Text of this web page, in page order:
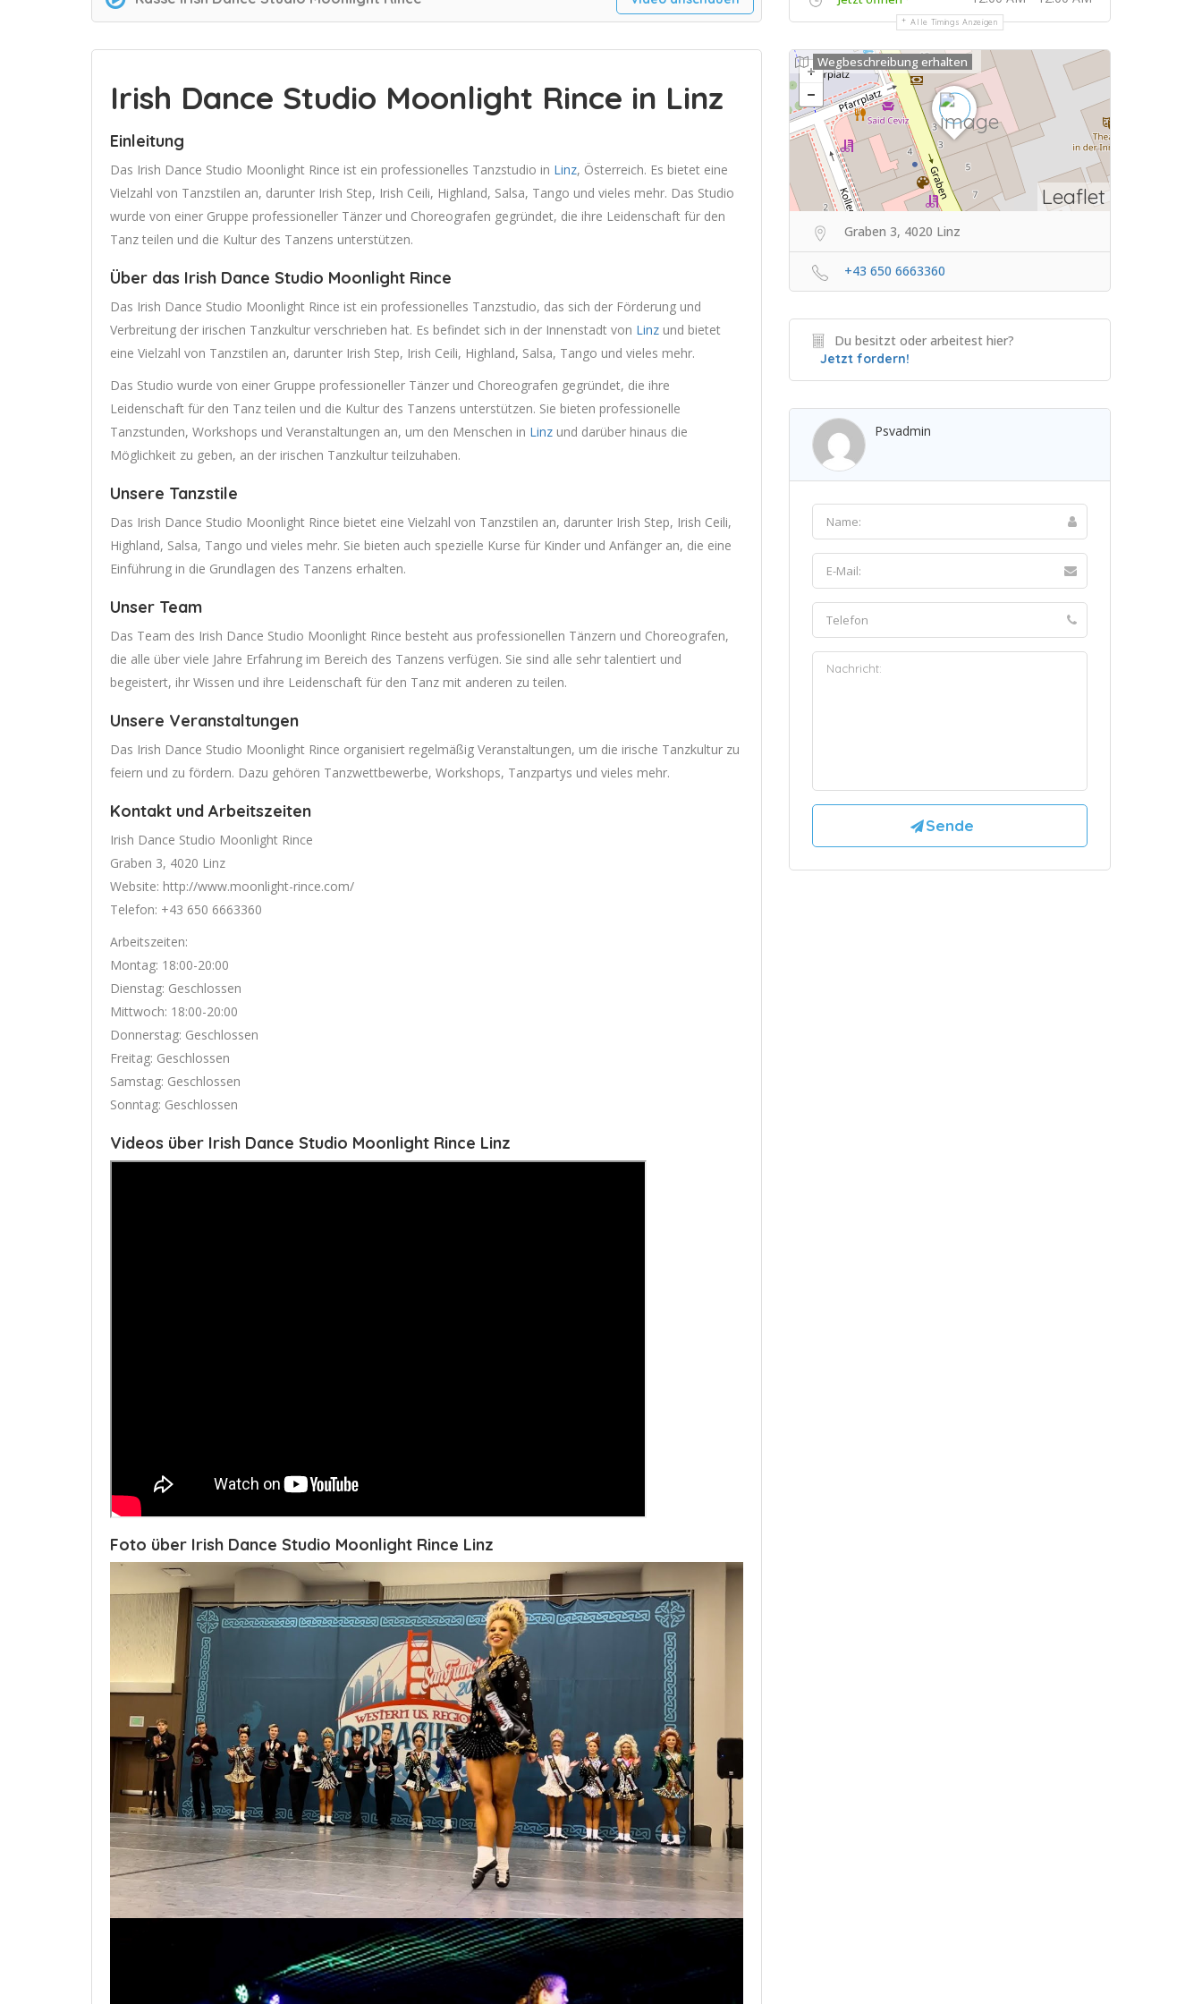
Irish Dance Studio Moonlight Rince in Linz
Einleitung
Das Irish Dance Studio Moonlight Rince ist ein professionelles Tanzstudio in Linz, Österreich. Es bietet eine
Vielzahl von Tanzstilen an, darunter Irish Step, Irish Ceili, Highland, Salsa, Tango und vieles mehr. Das Studio
wurde von einer Gruppe professioneller Tänzer und Choreografen gegründet, die ihre Leidenschaft für den
Tanz teilen und die Kultur des Tanzens unterstützen.
Über das Irish Dance Studio Moonlight Rince
Das Irish Dance Studio Moonlight Rince ist ein professionelles Tanzstudio, das sich der Förderung und
Verbreitung der irischen Tanzkultur verschrieben hat. Es befindet sich in der Innenstadt von Linz und bietet
eine Vielzahl von Tanzstilen an, darunter Irish Step, Irish Ceili, Highland, Salsa, Tango und vieles mehr.
Das Studio wurde von einer Gruppe professioneller Tänzer und Choreografen gegründet, die ihre
Leidenschaft für den Tanz teilen und die Kultur des Tanzens unterstützen. Sie bieten professionelle
Tanzstunden, Workshops und Veranstaltungen an, um den Menschen in Linz und darüber hinaus die
Möglichkeit zu geben, an der irischen Tanzkultur teilzuhaben.
Unsere Tanzstile
Das Irish Dance Studio Moonlight Rince bietet eine Vielzahl von Tanzstilen an, darunter Irish Step, Irish Ceili,
Highland, Salsa, Tango und vieles mehr. Sie bieten auch spezielle Kurse für Kinder und Anfänger an, die eine
Einführung in die Grundlagen des Tanzens erhalten.
Unser Team
Das Team des Irish Dance Studio Moonlight Rince besteht aus professionellen Tänzern und Choreografen,
die alle über viele Jahre Erfahrung im Bereich des Tanzens verfügen. Sie sind alle sehr talentiert und
begeistert, ihr Wissen und ihre Leidenschaft für den Tanz mit anderen zu teilen.
Unsere Veranstaltungen
Das Irish Dance Studio Moonlight Rince organisiert regelmäßig Veranstaltungen, um die irische Tanzkultur zu
feiern und zu fördern. Dazu gehören Tanzwettbewerbe, Workshops, Tanzpartys und vieles mehr.
Kontakt und Arbeitszeiten
Irish Dance Studio Moonlight Rince
Graben 3, 4020 Linz
Website: http://www.moonlight-rince.com/
Telefon: +43 650 6663360
Arbeitszeiten:
Montag: 18:00-20:00
Dienstag: Geschlossen
Mittwoch: 18:00-20:00
Donnerstag: Geschlossen
Freitag: Geschlossen
Samstag: Geschlossen
Sonntag: Geschlossen
Videos über Irish Dance Studio Moonlight Rince Linz
Foto über Irish Dance Studio Moonlight Rince Linz
Alle Timings Anzeigen
Leaflet
Wegbeschreibung erhalten
Graben 3, 4020 Linz
+43 650 6663360
Du besitzt oder arbeitest hier?
Jetzt fordern!
Psvadmin